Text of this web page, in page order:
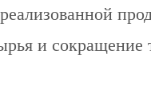
и сокращение